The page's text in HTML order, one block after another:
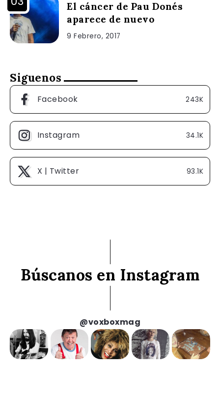
El cáncer de Pau Donés
aparece de nuevo
9 Febrero, 2017
Siguenos
Facebook 243K
Instagram 34.1K
X | Twitter 93.1K
Búscanos en Instagram
@voxboxmag